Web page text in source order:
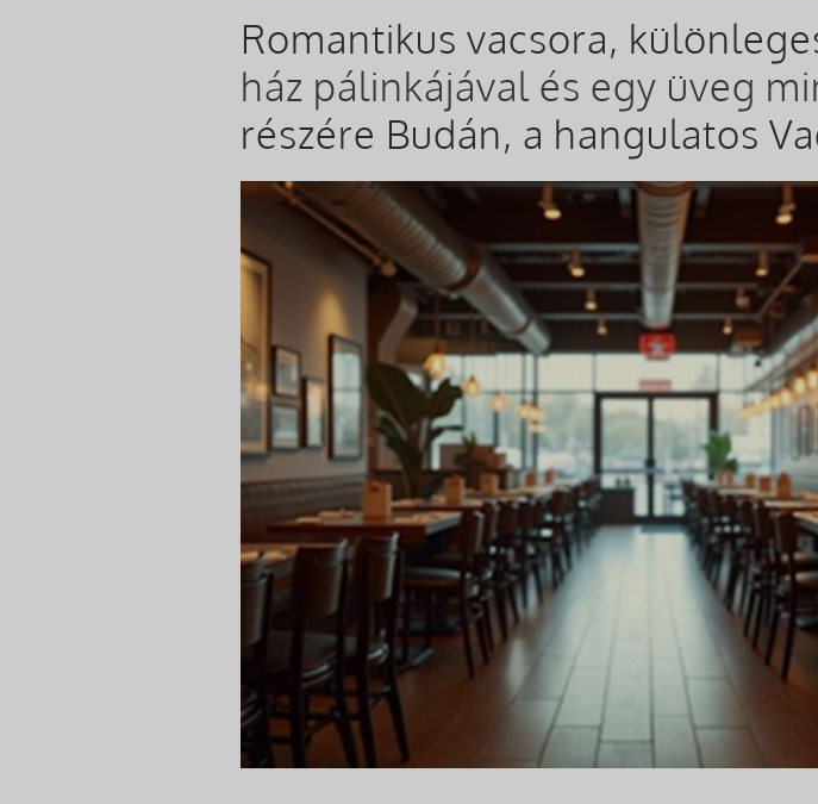
Romantikus vacsora,
ház pálinkájával és egy üveg
részére Budán, a hangulatos